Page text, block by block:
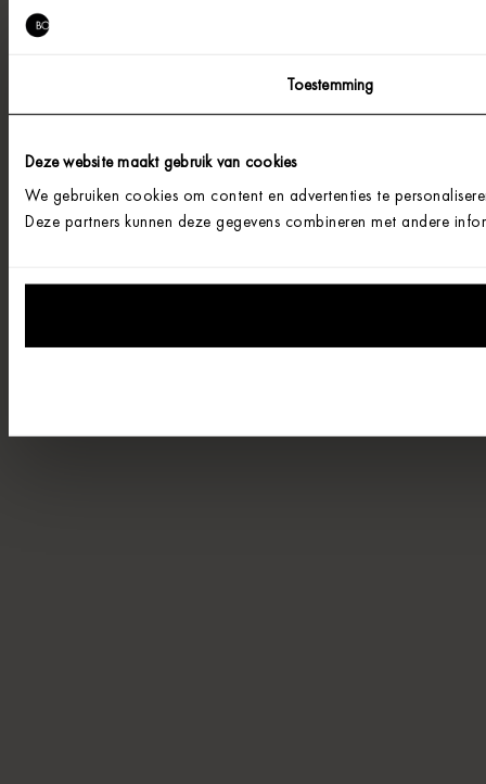
Toestemming
Deze website maakt gebruik van cookies
We gebruiken cookies om content en advertenties te
Deze partners kunnen deze gegevens combineren met andere